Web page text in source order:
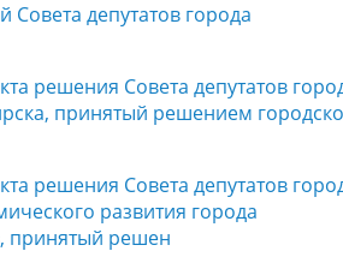
депутатов города
решения Совета депутатов
принятый решением
решения Совета депутатов
развития города
принятый решен